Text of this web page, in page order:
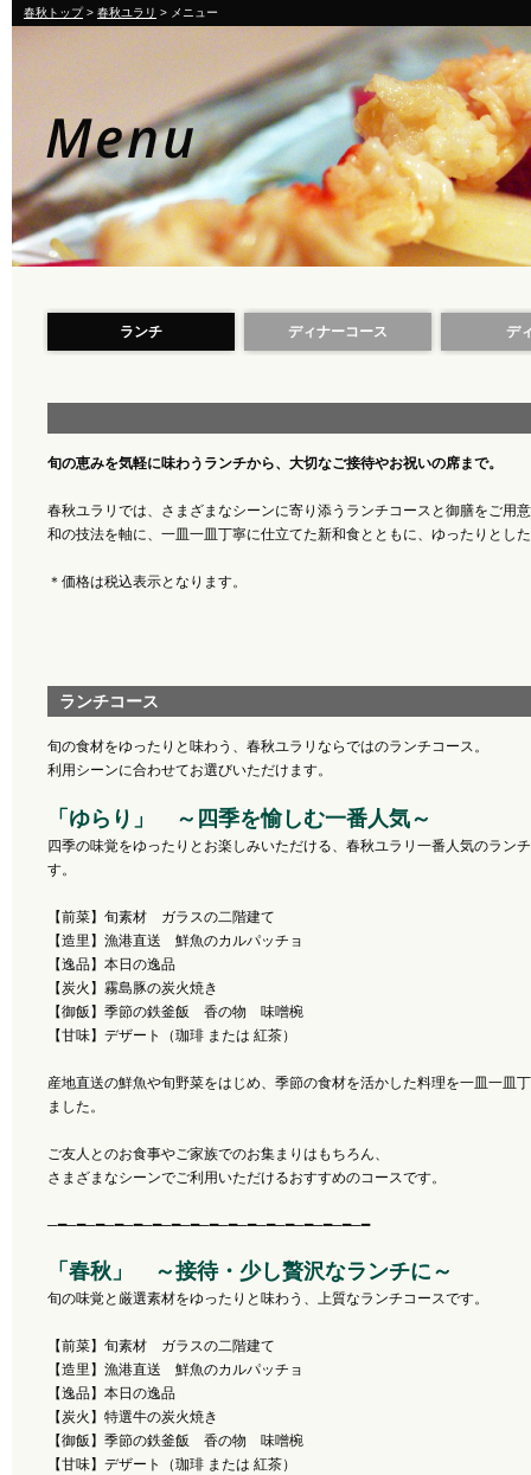
春秋トップ> 春秋ユラリ > メニュー
ランチ ディナーコース デ
旬の恵みを気軽に味わうランチから、大切なご接待やお祝いの席まで。
春秋ユラリでは、さまざまなシーンに寄り添うランチコースと御膳をご用
和の技法を軸に、一皿一皿丁寧に仕立てた新和食とともに、ゆったりとし
＊価格は税込表示となります。
ランチコース
旬の食材をゆったりと味わう、春秋ユラリならではのランチコース。
利用シーンに合わせてお選びいただけます。
「ゆらり」 ～四季を愉しむ一番人気～
四季の味覚をゆったりとお楽しみいただける、春秋ユラリ一番人気のラン
す。
【前菜】旬素材 ガラスの二階建て
【造里】漁港直送 鮮魚のカルパッチョ
【逸品】本日の逸品
【炭火】霧島豚の炭火焼き
【御飯】季節の鉄釜飯 香の物 味噌椀
【甘味】デザート（珈琲 または 紅茶）
産地直送の鮮魚や旬野菜をはじめ、季節の食材を活かした料理を一皿一皿
ました。
ご友人とのお食事やご家族でのお集まりはもちろん、
さまざまなシーンでご利用いただけるおすすめのコースです。
─━─━─━─━─━─━─━─━─━─━─━─━─━─━─━─━─━
「春秋」 ～接待・少し贅沢なランチに～
旬の味覚と厳選素材をゆったりと味わう、上質なランチコースです。
【前菜】旬素材 ガラスの二階建て
【造里】漁港直送 鮮魚のカルパッチョ
【逸品】本日の逸品
【炭火】特選牛の炭火焼き
【御飯】季節の鉄釜飯 香の物 味噌椀
【甘味】デザート（珈琲 または 紅茶）